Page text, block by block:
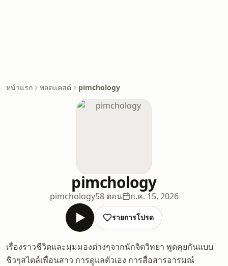
หน้าแรก พอดแคสต์ pimchology
pimchology
pimchology58 ตอน ก.ค. 15, 2026
รายการโปรด
เรื่องราวชีวิตและมุมมองต่างๆจากนักจิตวิทยา พูดคุยกันแบบ
ชิวๆสไตล์เพื่อนสาว การดูแลตัวเอง การสื่อสารอารมณ์